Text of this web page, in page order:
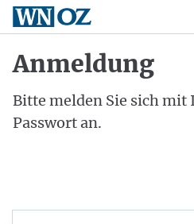
Anmeldung
Bitte melden Sie sich
Passwort an.